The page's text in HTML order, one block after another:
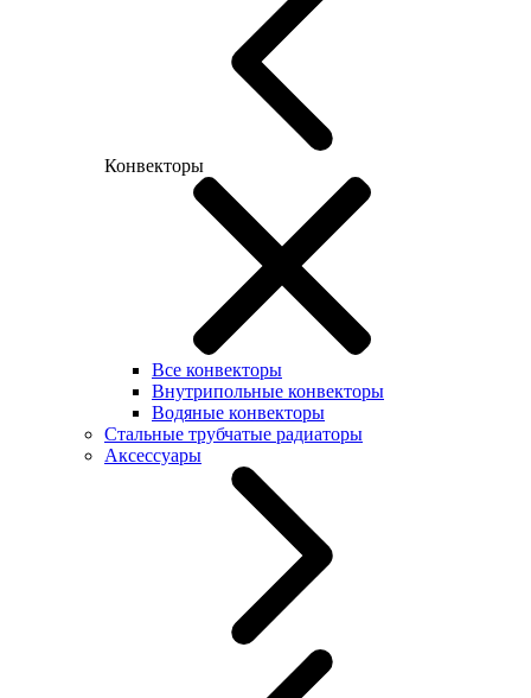
Конвекторы
Все конвекторы
Внутрипольные конвекторы
Водяные конвекторы
Стальные трубчатые радиаторы
Аксессуары